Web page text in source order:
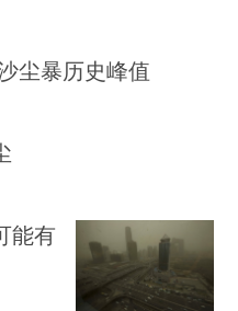
尘暴历史峰值
能有